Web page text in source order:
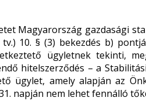
Magyarország gazdasági
10. § (3) bekezdés b)
ügyletnek tekinti,
hitelszerződés – a
ügylet, amely alapján az
napján nem lehet fennálló